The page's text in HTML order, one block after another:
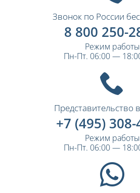
Звонок по России
8 800 250-
Режим
Пн-Пт. 06:00 —
Представительство
+7 (495)
Режим
Пн-Пт. 06:00 —